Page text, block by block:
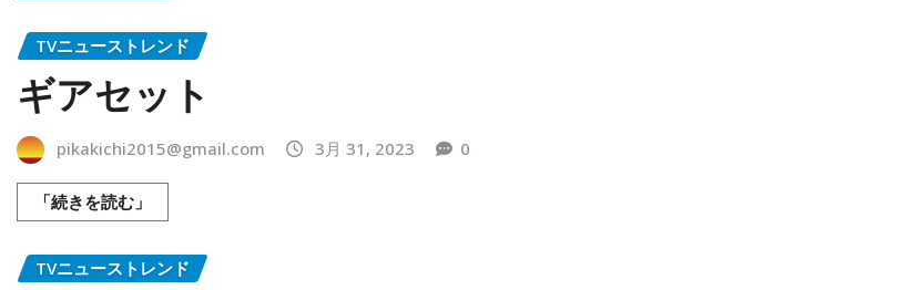
TVニューストレンド
ギアセット
pikakichi2015@gmail.com 3月 31, 2023 0
「続きを読む」
TVニューストレンド